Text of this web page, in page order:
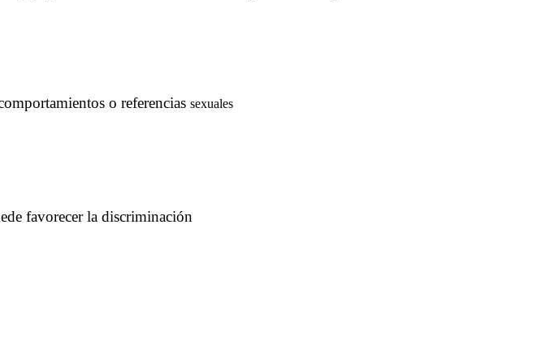
o referencias sexuales
favorecer la discriminación